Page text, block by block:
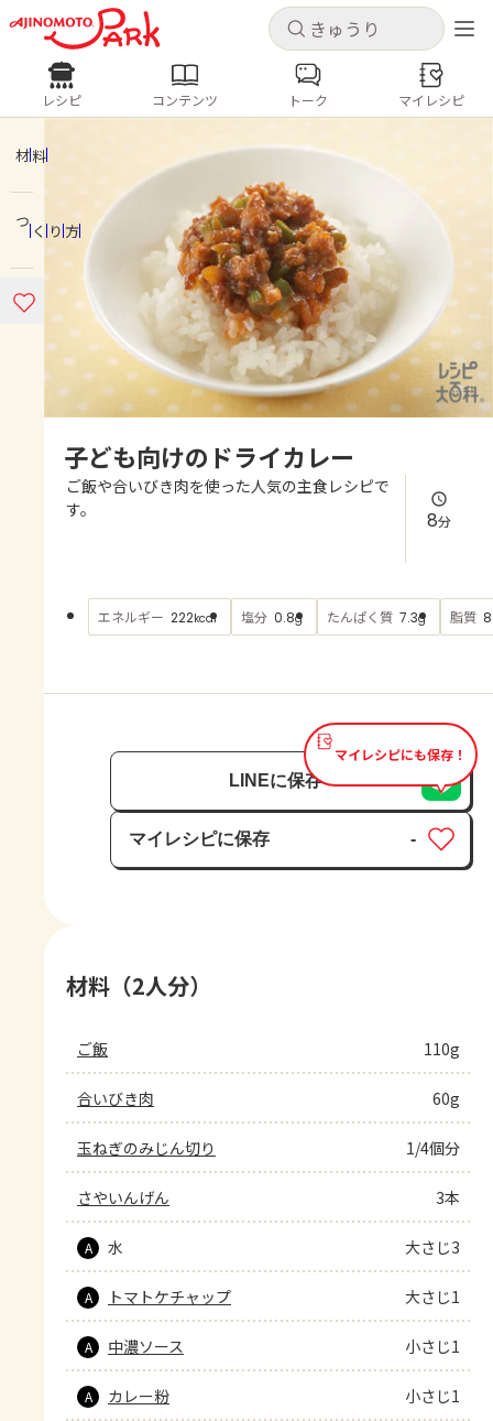
キャンセル
ログインするとレシピを保存できます
新規登録
ホーム
コンテンツ
レシピ
よくあるお問い合わせ
AJINOMOTO PARK とは
キャンセル
レシピ コンテンツ
人気の食材・レシピ
きゅうり なす トマト
とうもろこし
ピーマン
みょうが ゴーヤ
レシピ コンテンツ トーク マイレシピ
材料
つくり方
子ども向けのドライカレー
ご飯や合いびき肉を使った人気の主食レシピで
す。
8分
エネルギー 222kcal 塩分 0.8g たんぱく質 7.3g 脂質
マイレシピにも保存！
LINEに保存
マイレシピに保存
保存済み
-
材料（2人分）
ご飯 110g
合いびき肉 60g
玉ねぎのみじん切り 1/4個分
さやいんげん 3本
A 水 大さじ3
A トマトケチャップ 大さじ1
A 中濃ソース 小さじ1
A カレー粉 小さじ1